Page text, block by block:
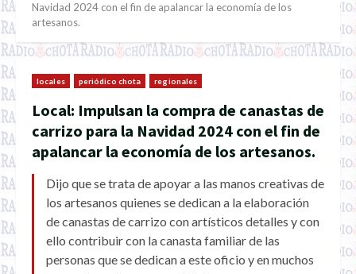
Navidad 2024 con el fin de apalancar la economía de los
artesanos.
locales periódico chota regionales
Local: Impulsan la compra de canastas de
carrizo para la Navidad 2024 con el fin de
apalancar la economía de los artesanos.
Dijo que se trata de apoyar a las manos creativas de
los artesanos quienes se dedican a la elaboración
de canastas de carrizo con artísticos detalles y con
ello contribuir con la canasta familiar de las
personas que se dedican a este oficio y en muchos